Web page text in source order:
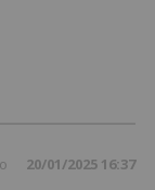
20/01/2025 16:37